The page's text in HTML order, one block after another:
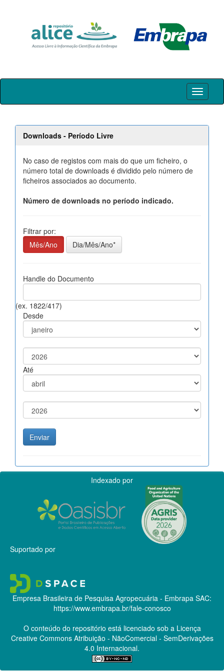
Skip
Downloads - Período Livre
No caso de registos com mais do que um ficheiro, o
número total de downloads é dividido pelo número de
ficheiros associados ao documento.
Número de downloads no período indicado.
Filtrar por:
Mês/Ano
Dia/Mês/Ano*
Handle do Documento
(ex. 1822/417)
Desde
Até
Indexado por
Suportado por
Empresa Brasileira de Pesquisa Agropecuária - Embrapa SAC:
https://www.embrapa.br/fale-conosco
O conteúdo do repositório está licenciado sob a Licença
Creative CommonsAtribuição - NãoComercial - SemDerivações
4.0 Internacional.